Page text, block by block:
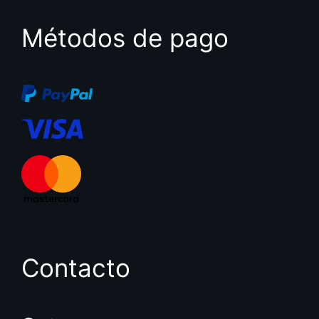
Métodos de pago
Contacto